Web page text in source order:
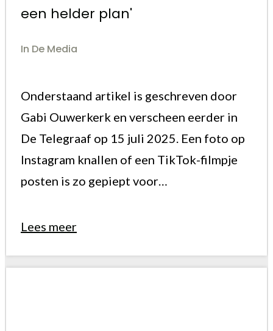
een helder plan'
In De Media
Onderstaand artikel is geschreven door
Gabi Ouwerkerk en verscheen eerder in
De Telegraaf op 15 juli 2025. Een foto op
Instagram knallen of een TikTok-filmpje
posten is zo gepiept voor…
Lees meer